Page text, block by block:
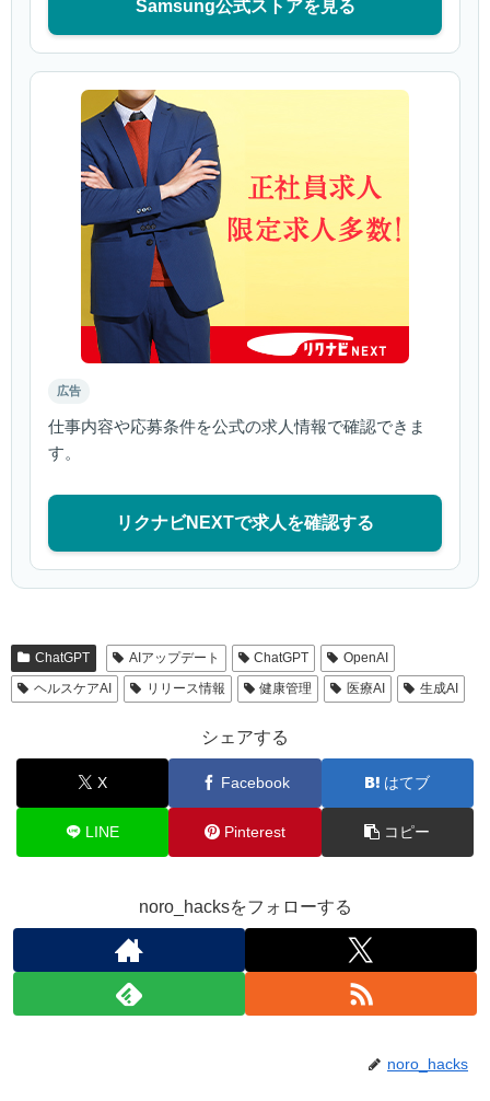
Samsung公式ストアを見る
広告
仕事内容や応募条件を公式の求人情報で確認できま
す。
リクナビNEXTで求人を確認する
ChatGPT AIアップデート ChatGPT
OpenAI
ヘルスケアAI
リリース情報 健康管理 医療AI 生成AI
シェアする
X Facebook はてブ
LINE Pinterest コピー
noro_hacksをフォローする
noro_hacks